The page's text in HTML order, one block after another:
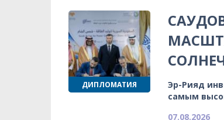
ДИПЛОМАТИЯ
Эр-Рияд
самым
07.08.2026